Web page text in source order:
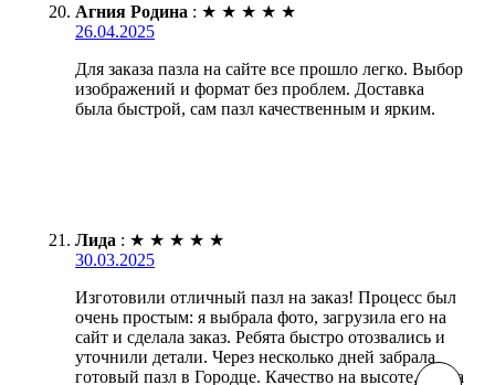
Агния Родина : ★ ★ ★ ★ ★
26.04.2025
Для заказа пазла на сайте все прошло легко. Выбор
изображений и формат без проблем. Доставка
была быстрой, сам пазл качественным и ярким.
Лида : ★ ★ ★ ★ ★
30.03.2025
Изготовили отличный пазл на заказ! Процесс был
очень простым: я выбрала фото, загрузила его на
сайт и сделала заказ. Ребята быстро отозвались и
уточнили детали. Через несколько дней забрала
готовый пазл в Городце. Качество на высоте, цвета